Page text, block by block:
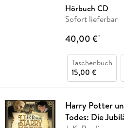
Hörbuch CD
Sofort lieferbar
40,00 €*
Taschenbuch
15,00 €
Harry Potter
Todes: Die